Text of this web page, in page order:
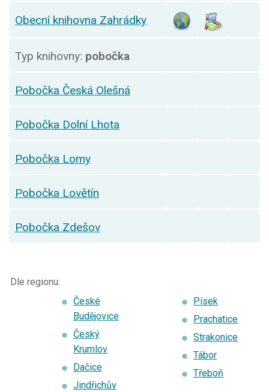
Obecní knihovna Zahrádky
Typ knihovny: pobočka
Pobočka Česká Olešná
Pobočka Dolní Lhota
Pobočka Lomy
Pobočka Lovětín
Pobočka Zdešov
Dle regionu:
České
Budějovice
Český
Krumlov
Dačice
Jindřichův
Písek
Prachatice
Strakonice
Tábor
Třeboň